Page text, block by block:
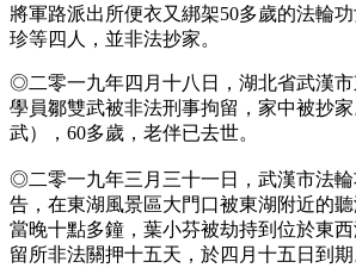
將軍路派出所便衣又綁架50多歲的法輪
珍等四人，並非法抄家。
◎二零一九年四月十八日，湖北省武漢
學員鄒雙武被非法刑事拘留，家中被抄
武），60多歲，老伴已去世。
◎二零一九年三月三十一日，武漢市法
告，在東湖風景區大門口被東湖附近的聽
當晚十點多鐘，葉小芬被劫持到位於東
留所非法關押十五天，於四月十五日到期